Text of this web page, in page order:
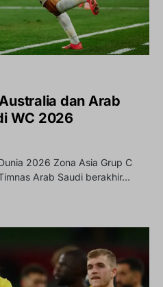
dan Arab
WC 2026
2026 Zona Asia Grup C
Arab Saudi berakhir…